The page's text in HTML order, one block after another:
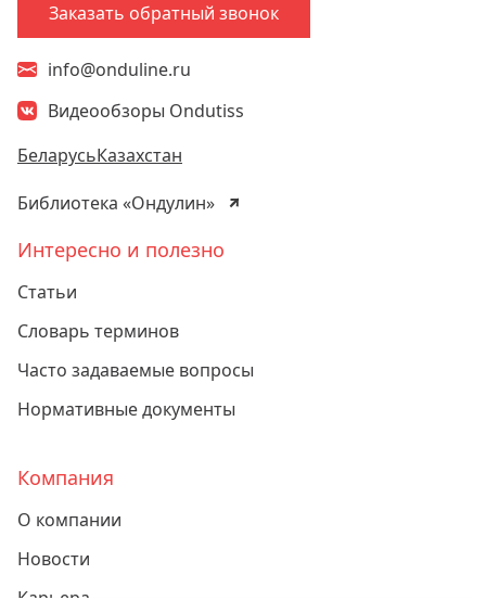
Заказать обратный звонок
info@onduline.ru
Видеообзоры Ondutiss
БеларусьКазахстан
Библиотека «Ондулин»
Интересно и полезно
Статьи
Словарь терминов
Часто задаваемые вопросы
Нормативные документы
Компания
О компании
Новости